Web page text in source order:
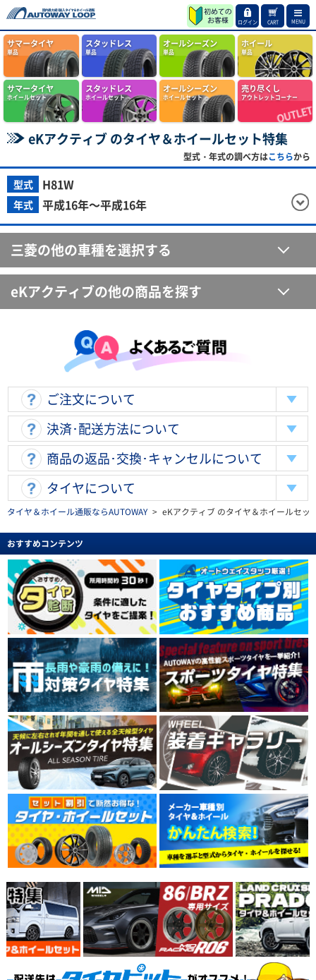
ログイン CART MENU
サマータイヤ
単品
スタッドレス
単品
オールシーズン
単品
ホイール
単品
サマータイヤ
ホイールセット
スタッドレス
ホイールセット
オールシーズン
ホイールセット
売り尽くし
アウトレットコーナー
eKアクティブ のタイヤ＆ホイールセット特集
型式・年式の調べ方はこちらから
型式 H81W
年式 平成16年～平成16年
三菱の他の車種を選択する
eKアクティブの他の商品を探す
ご注文について
決済･配送方法について
商品の返品･交換･キャンセルについて
タイヤについて
タイヤ＆ホイール通販ならAUTOWAY > eKアクティブ のタイヤ＆ホイールセッ
おすすめコンテンツ